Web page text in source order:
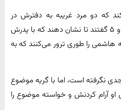
که دو مرد غریبه به دفترش در
دانشگاه آمده و از جنگ کربلای ۴ و ۵ گفتند تا نشان دهند که با پدرش
هاشمی را طوری ترور می‌کنند که به
نگرفته است، اما با گریه موضوع
او آرام کردنش و خواسته موضوع را